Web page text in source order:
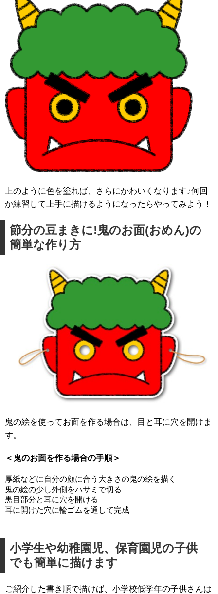
上のように色を塗れば、さらにかわいくなります♪何回
か練習して上手に描けるようになったらやってみよう！
節分の豆まきに!鬼のお面(おめん)の
簡単な作り方
鬼の絵を使ってお面を作る場合は、目と耳に穴を開けま
す。
＜鬼のお面を作る場合の手順＞
厚紙などに自分の顔に合う大きさの鬼の絵を描く
鬼の絵の少し外側をハサミで切る
黒目部分と耳に穴を開ける
耳に開けた穴に輪ゴムを通して完成
小学生や幼稚園児、保育園児の子供
でも簡単に描けます
ご紹介した書き順で描けば、小学校低学年の子供さんは